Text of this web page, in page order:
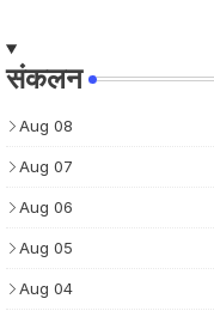
संकलन
Aug 08
Aug 07
Aug 06
Aug 05
Aug 04